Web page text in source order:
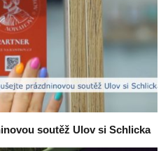
soutěž Ulov si Schlicka